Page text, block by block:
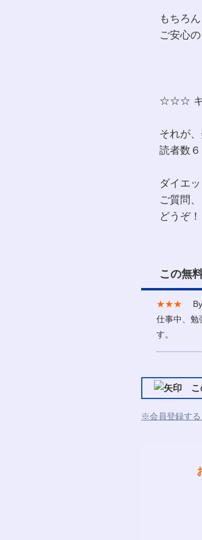
もちろ
ご安心
☆☆☆ キ
それが
読者数
ダイエ
ご質問
どうぞ
この無
★★★ By
仕事中、勉
す。
こ
※会員登録する